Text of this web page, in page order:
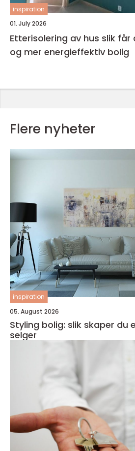
inspiration
01. July 2026
Etterisolering av hus slik får du en varmere
og mer energieffektiv bolig
Flere nyheter
inspiration
05. August 2026
Styling bolig: slik skaper du
selger